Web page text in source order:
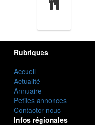
Rubriques
Accueil
Actualité
Annuaire
Petites annonces
Contacter nous
Infos régionales